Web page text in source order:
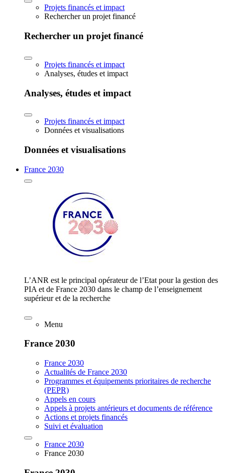
Projets financés et impact
Rechercher un projet financé
Rechercher un projet financé
Projets financés et impact
Analyses, études et impact
Analyses, études et impact
Projets financés et impact
Données et visualisations
Données et visualisations
France 2030
L’ANR est le principal opérateur de l’Etat pour la gestion des
PIA et de France 2030 dans le champ de l’enseignement
supérieur et de la recherche
Menu
France 2030
France 2030
Actualités de France 2030
Programmes et équipements prioritaires de recherche
(PEPR)
Appels en cours
Appels à projets antérieurs et documents de référence
Actions et projets financés
Suivi et évaluation
France 2030
France 2030